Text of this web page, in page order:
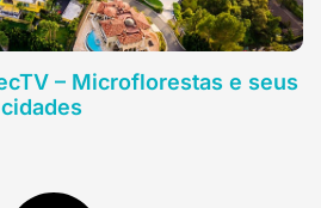
– Microflorestas e seus